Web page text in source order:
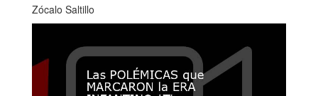
Zócalo Saltillo